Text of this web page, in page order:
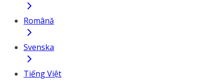
Română
Svenska
Tiếng Việt